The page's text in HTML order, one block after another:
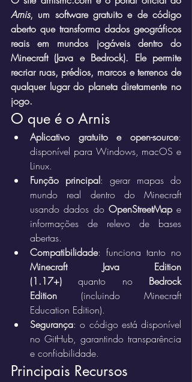
Arnis, um software gratuito e de código
aberto que transforma dados geográficos
reais em mundos jogáveis dentro do
Minecraft (Java e Bedrock). Ele permite
recriar ruas, prédios, marcos e terrenos de
qualquer lugar do planeta diretamente no
jogo.
O que é o Arnis
Aplicativo gratuito e open-source:
disponível para Windows, macOS e
Linux.
Função principal: gerar mapas do
mundo real dentro do Minecraft
usando dados do OpenStreetMap e
informações de relevo de bases
abertas.
Compatibilidade
Minecraft Java Edition
(1.17+) quanto no Bedrock
Edition (incluindo Minecraft
Education Edition).
Segurança: o código está disponível
no GitHub, garantindo transparência
e confiabilidade.
Principais Recursos